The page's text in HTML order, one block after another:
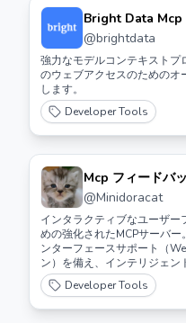
Bright Data Mcp
@brightdata
強力なモデルコンテキストプ
のウェブアクセスのための
します。
Developer Tools
Mcp フィードバ
@Minidoracat
インタラクティブなユーザ
めの強化されたMCPサーバ
ンターフェースサポート（
ン）を備え、インテリジェン
ーム互換性を特徴としていま
Developer Tools